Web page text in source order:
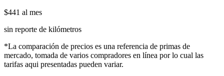
$441 al mes
sin reporte de kilómetros
*La comparación de precios es una referencia de primas de
mercado, tomada de varios compradores en línea por lo cual las
tarifas aqui presentadas pueden variar.